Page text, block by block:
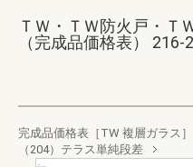
ＴＷ・ＴＷ防火戸・
（完成品価格表）
完成品価格表［TW 複層ガラス］
（204）テラス単純段差